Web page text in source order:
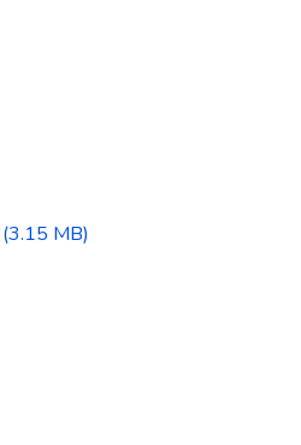
(3.15 MB)